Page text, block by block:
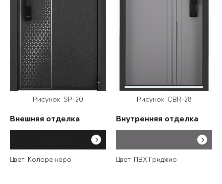
Рисунок: SP-20
Внешняя отделка
Цвет: Колоре неро
Рисунок: CBR-28
Внутренняя отделка
Цвет: ПВХ Гриджио